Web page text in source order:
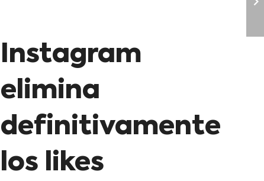
Instagram
elimina
definitivamente
los likes